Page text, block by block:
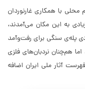
مردم محلی با همکاری غارنوردان
به این مکان می‌آمدند،
پله‌ی سنگی برای رفت‌وآمد
هم‌چنان نردبان‌های فلزی
این اثر طبیعی در سال 1384 به فهرست آثار ملی ایران اضافه